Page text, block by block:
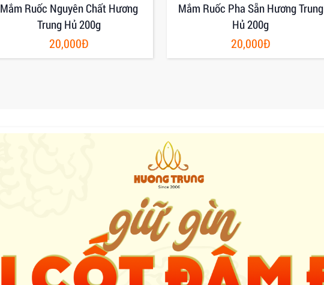
Mắm Ruốc Nguyên Chất Hương
Trung Hủ 200g
20,000Đ
Mắm Ruốc Pha Sẵn Hương Trung
Hủ 200g
20,000Đ